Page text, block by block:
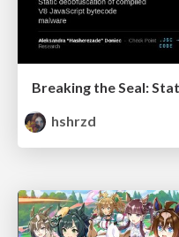
hshrzd